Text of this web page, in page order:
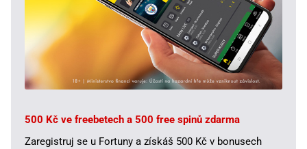
500 Kč ve freebetech a 500 free spinů zdarma
Zaregistruj se u Fortuny a získáš 500 Kč v bonusech